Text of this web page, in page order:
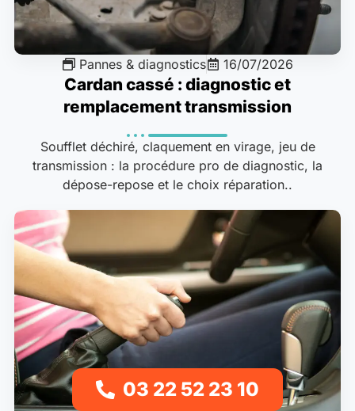
Pannes & diagnostics 16/07/2026
Cardan cassé : diagnostic et
remplacement transmission
Soufflet déchiré, claquement en virage, jeu de
transmission : la procédure pro de diagnostic, la
dépose-repose et le choix réparation..
03 22 52 23 10